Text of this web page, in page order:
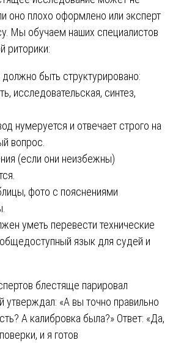
оно плохо оформлено или эксперт
Мы обучаем наших специалистов
риторики:
быть структурировано:
исследовательская, синтез,
нумеруется и отвечает строго на
вопрос.
(если они неизбежны)
фото с пояснениями
уметь перевести технические
язык для судей и
блестяще парировал
утверждал: «А вы точно правильно
А калибровка была?» Ответ: «Да,
и я готов